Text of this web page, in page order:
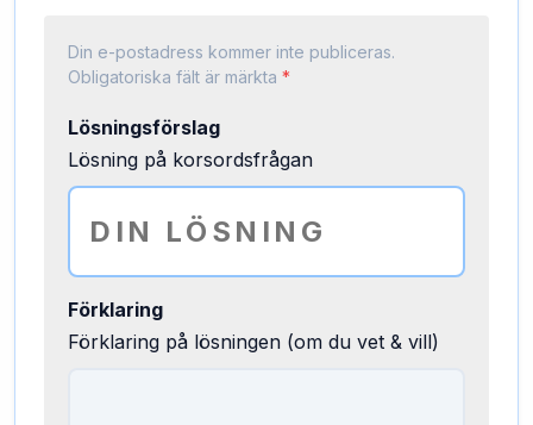
Din e-postadress kommer inte publiceras.
Obligatoriska fält är märkta *
Lösningsförslag
Lösning på korsordsfrågan
Förklaring
Förklaring på lösningen (om du vet & vill)